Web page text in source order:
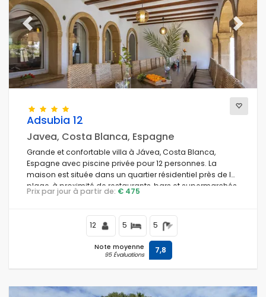
Previous Next
Adsubia 12
Javea, Costa Blanca, Espagne
Grande et confortable villa à Jávea, Costa Blanca,
Espagne avec piscine privée pour 12 personnes. La
maison est située dans un quartier résidentiel près de la
plage, à proximité de restaurants, bars et supermarchés,
à 1 km de la plage El Arenal de Jávea et à 1 km du
Prix par jour à partir de: € 475
12 5 5
Note moyenne
95 Évaluations 7,8